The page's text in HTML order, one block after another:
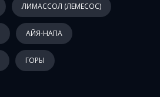
ЛИМАССОЛ (ЛЕМЕСОС)
АЙЯ-НАПА
ГОРЫ